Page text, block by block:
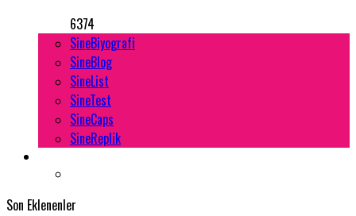
6374
SineBiyografi
SineBlog
SineList
SineTest
SineCaps
SineReplik
Son Eklenenler